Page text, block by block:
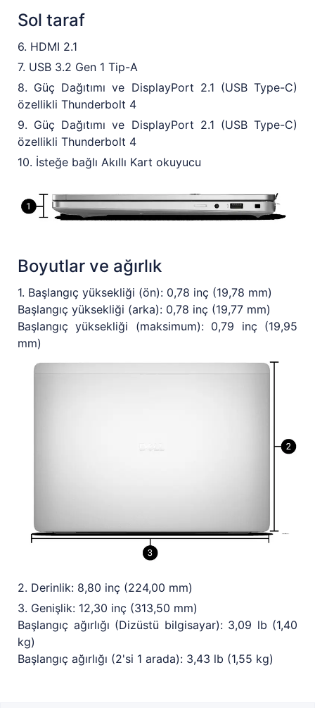
Sol taraf
6. HDMI 2.1
7. USB 3.2 Gen 1 Tip-A
8. Güç Dağıtımı ve DisplayPort 2.1 (USB Type-C)
özellikli Thunderbolt 4
9. Güç Dağıtımı ve DisplayPort 2.1 (USB Type-C)
özellikli Thunderbolt 4
10. İsteğe bağlı Akıllı Kart okuyucu
Boyutlar ve ağırlık
1. Başlangıç yüksekliği (ön): 0,78 inç (19,78 mm)
Başlangıç yüksekliği (arka): 0,78 inç (19,77 mm)
Başlangıç yüksekliği (maksimum): 0,79 inç (19,95
mm)
2. Derinlik: 8,80 inç (224,00 mm)
3. Genişlik: 12,30 inç (313,50 mm)
Başlangıç ağırlığı (Dizüstü bilgisayar): 3,09 lb (1,40
kg)
Başlangıç ağırlığı (2'si 1 arada): 3,43 lb (1,55 kg)